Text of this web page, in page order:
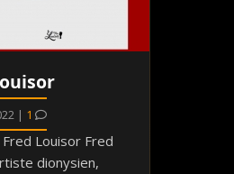
| 1
Louisor Fred
dionysien,